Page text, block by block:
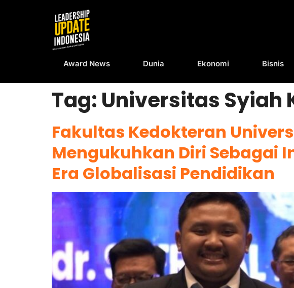
Award News Dunia Ekonomi Bisnis
Tag: Universitas Syiah
Fakultas Kedokteran
Mengukuhkan Diri Sebagai
Era Globalisasi Pendidikan